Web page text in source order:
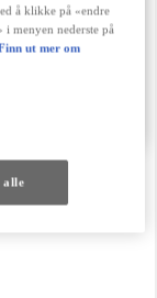
å klikke på «endre
menyen nederste på
ut mer om
alle